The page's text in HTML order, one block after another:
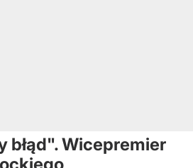
błąd". Wicepremier